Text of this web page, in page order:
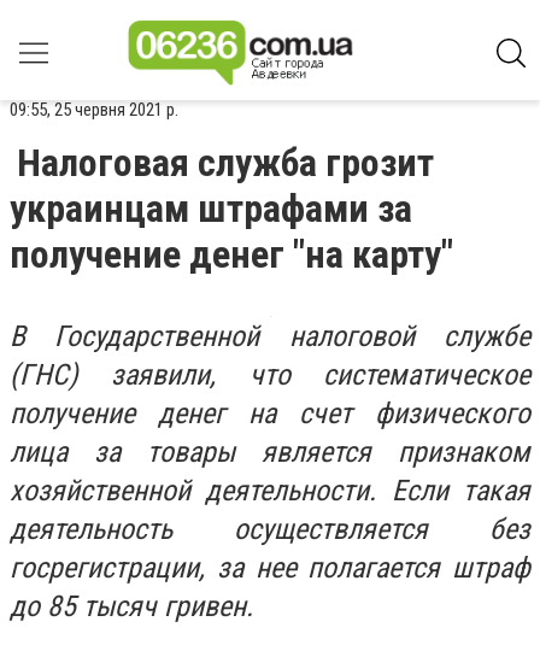
09:55, 25 червня 2021 р.
Налоговая служба грозит
украинцам штрафами за
получение денег "на карту"
В Государственной налоговой службе
(ГНС) заявили, что систематическое
получение денег на счет физического
лица за товары является признаком
хозяйственной деятельности. Если такая
деятельность осуществляется без
госрегистрации, за нее полагается штраф
до 85 тысяч гривен.